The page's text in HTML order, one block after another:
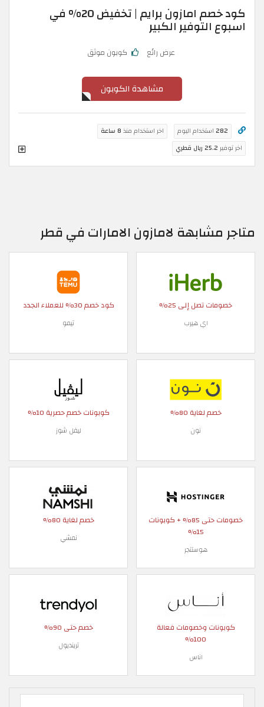
كود خصم امازون برايم | تخفيض 20% في
اسبوع التوفير الكبير
عرض رائع كوبون موثق
مشاهدة الكوبون
282 استخدام اليوم اخر استخدام منذ 8 ساعة
اخر توفير 25.2 ريال قطري
متاجر مشابهة لامازون الامارات في قطر
خصومات تصل إلى 25%
اي هيرب
كود خصم 30% للعملاء الجدد
تيمو
خصم لغاية 80%
نون
كوبونات خصم حصرية 10%
ليفل شوز
خصومات حتى 85% + كوبونات
15%
هوستنجر
خصم لغاية 80%
نمشي
كوبونات وخصومات فعالة
100%
اناس
خصم حتى 90%
ترينديول